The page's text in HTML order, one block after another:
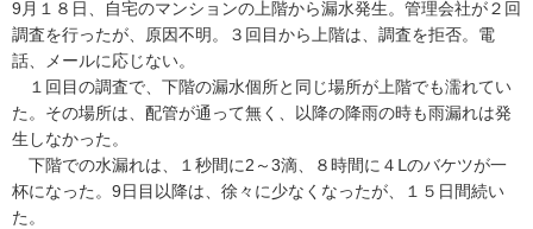
9月１８日、自宅のマンションの上階から漏水発生。管理会社が２回
調査を行ったが、原因不明。３回目から上階は、調査を拒否。電
話、メールに応じない。
１回目の調査で、下階の漏水個所と同じ場所が上階でも濡れてい
た。その場所は、配管が通って無く、以降の降雨の時も雨漏れは発
生しなかった。
下階での水漏れは、１秒間に2～3滴、８時間に４Ⅼのバケツが一
杯になった。9日目以降は、徐々に少なくなったが、１５日間続い
た。